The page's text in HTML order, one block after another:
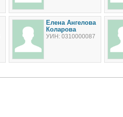
Елена Ангелова
Коларова
УИН: 0310000087